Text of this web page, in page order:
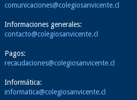
comunicaciones@colegiosanvicente.cl
Informaciones generales:
contacto@colegiosanvicente.cl
Pagos:
recaudaciones@colegiosanvicente.cl
Informática:
informatica@colegiosanvicente.cl